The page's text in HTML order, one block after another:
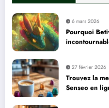
6 mars 2026
Pourquoi
27 février 2026
Trouvez la
Senseo en